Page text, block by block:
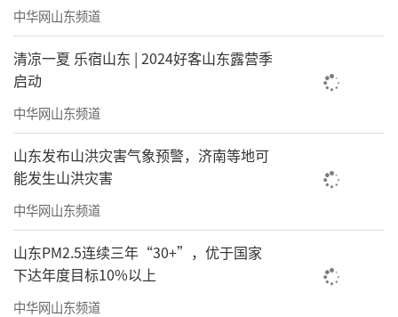
中华网山东频道
清凉一夏 乐宿山东 | 2024好客山东露营季
启动
中华网山东频道
山东发布山洪灾害气象预警，济南等地可
能发生山洪灾害
中华网山东频道
山东PM2.5连续三年“30+”，优于国家
下达年度目标10%以上
中华网山东频道